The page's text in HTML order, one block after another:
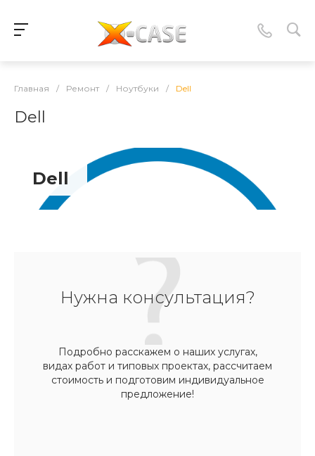
Главная / Ремонт / Ноутбуки / Dell
Dell
Dell
Нужна консультация?
Подробно расскажем о наших услугах,
видах работ и типовых проектах, рассчитаем
стоимость и подготовим индивидуальное
предложение!